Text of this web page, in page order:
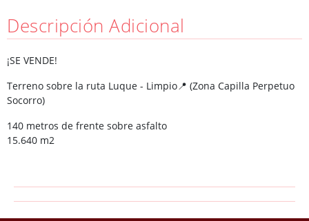
Descripción Adicional
¡SE VENDE!
Terreno sobre la ruta Luque - Limpio📍 (Zona Capilla Perpetuo
Socorro)
140 metros de frente sobre asfalto
15.640 m2